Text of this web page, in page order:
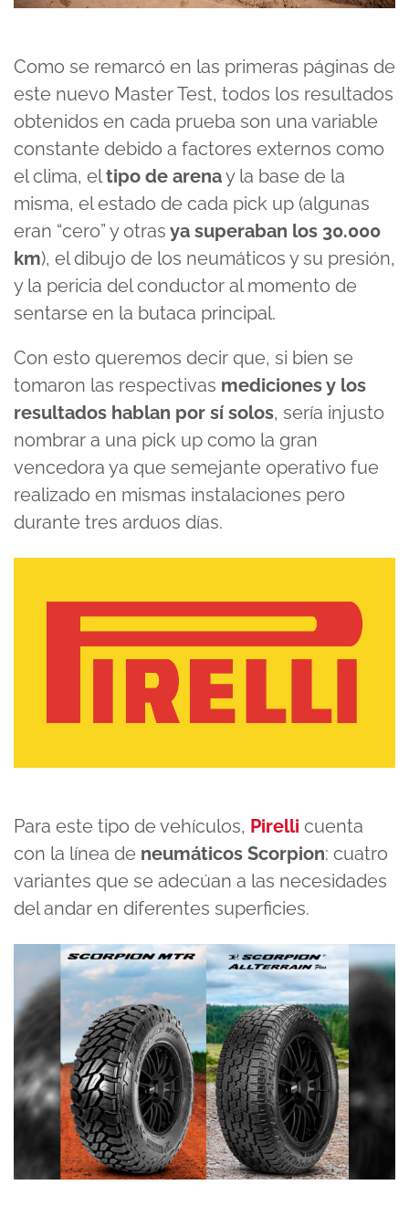
Como se remarcó en las primeras páginas de
este nuevo Master Test, todos los resultados
obtenidos en cada prueba son una variable
constante debido a factores externos como
el clima, eltipo de arenay la base de la
misma, el estado de cada pick up (algunas
eran “cero” y otras ya superaban los 30.000
km), el dibujo de los neumáticos y su presión,
y la pericia del conductor al momento de
sentarse en la butaca principal.
Con esto queremos decir que, si bien se
tomaron las respectivas mediciones y los
resultados hablan por sí solos, sería injusto
nombrar a una pick up como la gran
vencedora ya que semejante operativo fue
realizado en mismas instalaciones pero
durante tres arduos días.
Para este tipo de vehículos, Pirelli cuenta
con la línea de neumáticos Scorpion: cuatro
variantes que se adecúan a las necesidades
del andar en diferentes superficies.